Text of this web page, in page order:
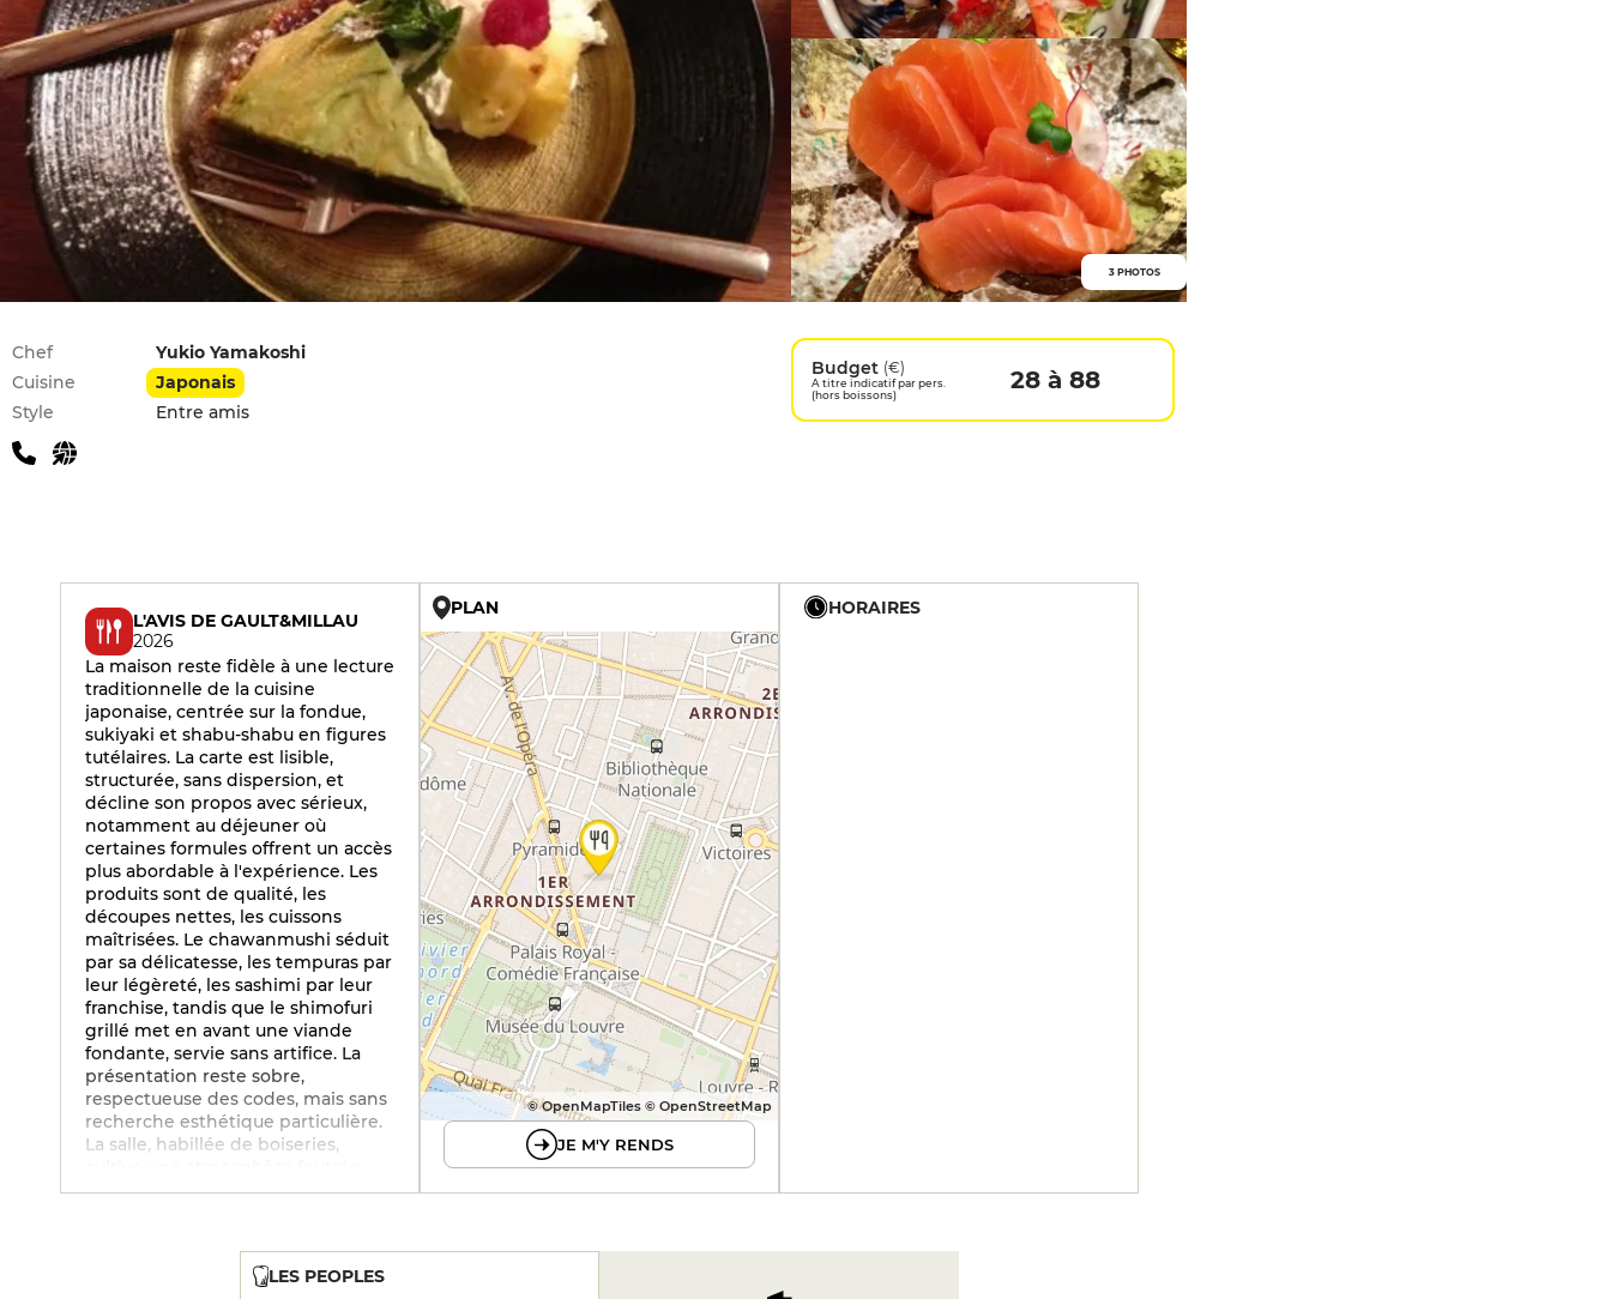
3 PHOTOS
Infos pratiques
Chef
Yukio Yamakoshi
Cuisine
Japonais
Style
Entre amis
Budget (€)
A titre indicatif par pers.
(hors boissons)
28 à 88
L'AVIS DE GAULT&MILLAU
2026
La maison reste fidèle à une lecture
traditionnelle de la cuisine
japonaise, centrée sur la fondue,
sukiyaki et shabu-shabu en figures
tutélaires. La carte est lisible,
structurée, sans dispersion, et
décline son propos avec sérieux,
notamment au déjeuner où
certaines formules offrent un accès
plus abordable à l'expérience. Les
produits sont de qualité, les
découpes nettes, les cuissons
maîtrisées. Le chawanmushi séduit
par sa délicatesse, les tempuras par
leur légèreté, les sashimi par leur
franchise, tandis que le shimofuri
grillé met en avant une viande
fondante, servie sans artifice. La
présentation reste sobre,
respectueuse des codes, mais sans
recherche esthétique particulière.
La salle, habillée de boiseries,
tenue à l'abri des regards des
rapprochées, confort simple,
nuisances sonores et olfactives
PLAN
© OpenMapTiles © OpenStreetMap
JE M'Y RENDS
HORAIRES
LES PEOPLES